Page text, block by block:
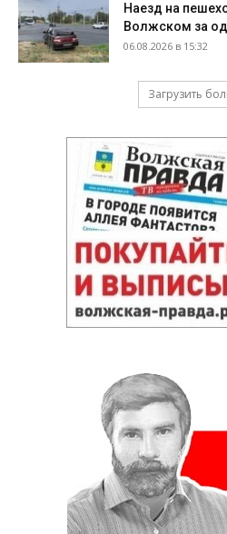
Наезд на
Волжском за
06.08.2026 в 15:32
Загрузить